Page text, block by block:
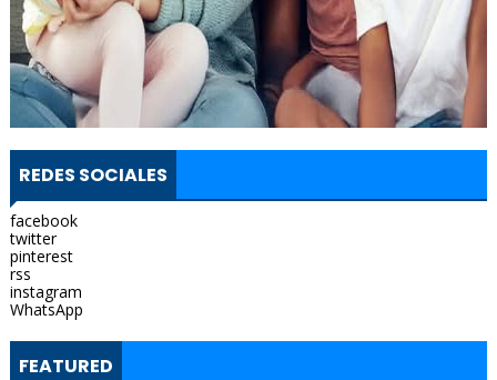
REDES SOCIALES
facebook
twitter
pinterest
rss
instagram
WhatsApp
FEATURED